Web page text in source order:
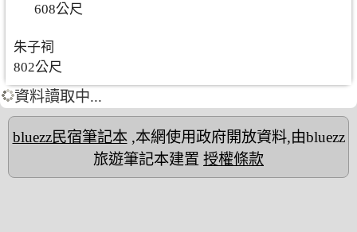
608公尺
朱子祠
802公尺
資料讀取中...
bluezz民宿筆記本,本網使用政府開放資料,由bluezz
旅遊筆記本建置 授權條款